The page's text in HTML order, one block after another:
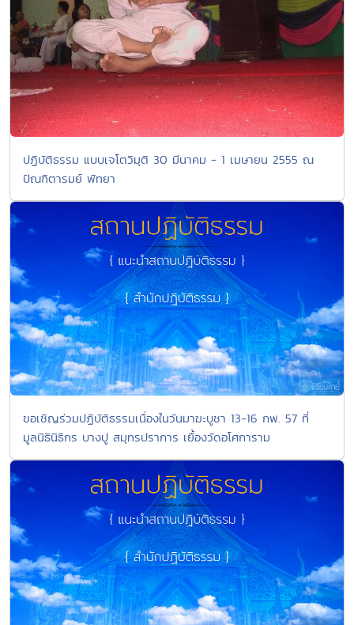
ปฏิบัติธรรม แบบเจโตวิมุติ 30 มีนาคม - 1 เมษายน 2555 ณ
ปัณฑิตารมย์ พัทยา
ขอเชิญร่วมปฏิบัติธรรมเนื่องในวันมาฆะบูชา 13-16 กพ. 57 ที่
มูลนิธินิธิกร บางปู สมุทรปราการ เยื้องวัดอโศการาม